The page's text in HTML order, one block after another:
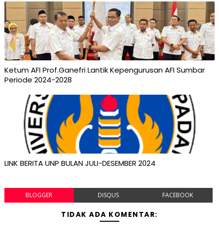
Ketum AFI Prof.Ganefri Lantik Kepengurusan AFI Sumbar
Periode 2024-2028
LINK BERITA UNP BULAN JULI-DESEMBER 2024
BLOGGER DISQUS FACEBOOK
TIDAK ADA KOMENTAR: